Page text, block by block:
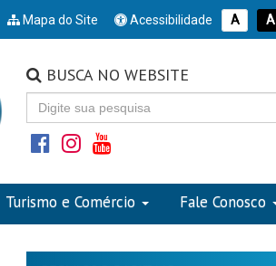
Mapa do Site Acessibilidade A A
BUSCA NO WEBSITE
Turismo e Comércio Fale Conosco